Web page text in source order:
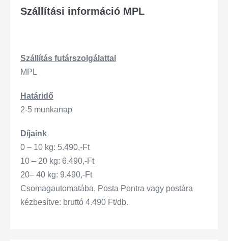
Szállítási információ MPL
Szállítás futárszo lgálattal
MPL
Határidő
2-5 munkanap
Díjaink
0 – 10 kg: 5.490,-Ft
10 – 20 kg: 6.490,-Ft
20– 40 kg: 9.490,-Ft
Csomagautomatába, Posta Pontra vagy postára
kézbesítve: bruttó 4.490 Ft/db.